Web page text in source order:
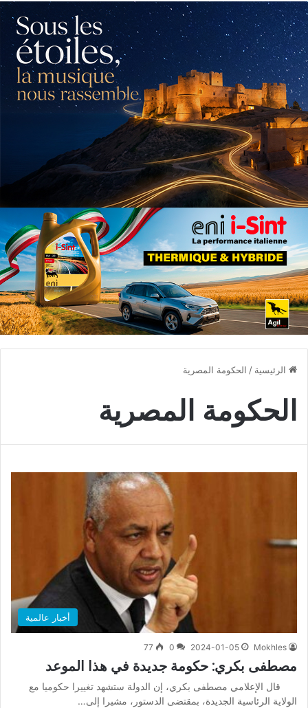
الرئيسية / الحكومة المصرية
الحكومة المصرية
أخبار عالمية
Mokhles
2024-01-05
0
77
مصطفى بكري: حكومة جديدة في هذا الموعد
قال الإعلامي مصطفى بكري، إن الدولة ستشهد تغييرا حكوميا مع
الولاية الرئاسية الجديدة، بمقتضى الدستور، مشيرا إلى…